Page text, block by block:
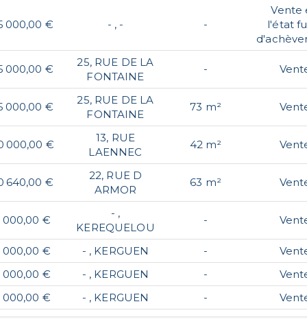
000,00 € - , - -
Vente
l'état
000,00 €
25, RUE DE LA
FONTAINE
-
000,00 €
25, RUE DE LA
FONTAINE
73 m²
000,00 €
13, RUE
LAENNEC
42 m²
640,00 €
22, RUE D
ARMOR
63 m²
000,00 €
- ,
KEREQUELOU
-
000,00 € - , KERGUEN -
000,00 €
- , KERGUEN -
000,00 €
- , KERGUEN -